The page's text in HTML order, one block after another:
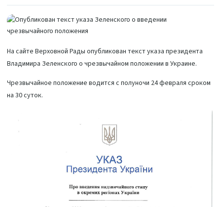
На сайте Верховной Рады опубликован текст указа президента
Владимира Зеленского о чрезвычайном положении в Украине.
Чрезвычайное положение водится с полуночи 24 февраля сроком
на 30 суток.